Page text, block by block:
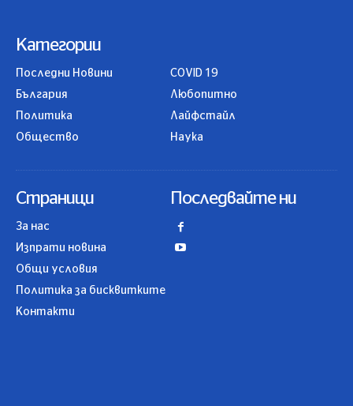
Категории
Последни Новини
България
Политика
Общество
COVID 19
Любопитно
Лайфстайл
Наука
Страници
За нас
Изпрати новина
Общи условия
Политика за бисквитките
Контакти
Последвайте ни